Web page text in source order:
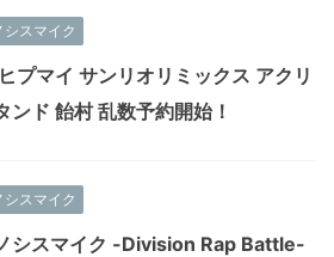
シスマイク
プマイ サンリオリミックス アクリ
ンド 飴村 乱数予約開始！
シスマイク
シスマイク -Division Rap Battle-